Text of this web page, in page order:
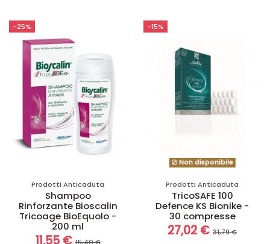
-25%
Prodotti Anticaduta
Shampoo
Rinforzante Bioscalin
Tricoage BioEquolo -
200 ml
-15%
Non disponibile
Prodotti Anticaduta
TricoSAFE 100
Defence KS Bionike -
30 compresse
27,02 € 31,79 €